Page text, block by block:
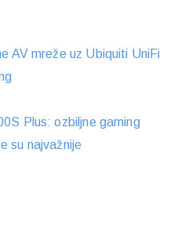
AV mreže uz Ubiquiti UniFi
Plus: ozbiljne gaming
su najvažnije